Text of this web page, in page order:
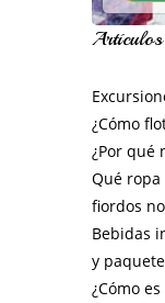
¿Cómo
¿Por qué
Qué
fiordos
Bebidas
y
¿Cómo